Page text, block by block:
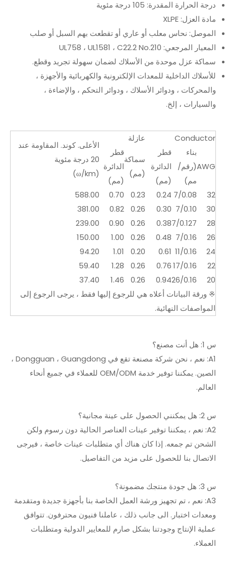
درجة الحرارة المقدرة: 105 درجة مئوية
مادة العزل: XLPE
الموصل: نحاس معلب أو عاري أو تقطعت بهم السبل أو صلب
المعيار المرجعي: UL758 ، UL1581 ، C22.2 No.210
سماكة عزل موحدة من الأسلاك لضمان سهولة تجريد وقطع.
للأسلاك الداخلية للمعدات الإلكترونية والكهربائية والأجهزة ،
والمحركات ، ودوائر الأسلاك ، ودوائر التحكم ، والإضاءة ،
والسيارات ، إلخ.
Conductor عازلة
الأعلى. كوند. المقاومة عند
20 درجة مئوية
(ω/km)
AWG
بناء
(رقم/
مم)
قطر
الدائرة
(مم)
سماكة
(مم)
قطر
الدائرة
(مم)
32
7/0.08
0.24
0.23
0.70
588.00
30
7/0.10
0.30
0.26
0.82
381.00
28
7/0.127
0.38
0.26
0.90
239.00
26
7/0.16
0.48
0.26
1.00
150.00
24
11/0.16
0.61
0.20
1.01
94.20
22
17/0.16
0.76
0.26
1.28
59.40
20
26/0.16
0.94
0.26
1.46
37.40
※ ورقة البيانات أعلاه هي للرجوع إليها فقط ، يرجى الرجوع إلى
المواصفات النهائية.
س 1: هل أنت مصنع؟
A1: نعم ، نحن شركة مصنعة تقع في Dongguan ، Guangdong ،
الصين. يمكننا توفير خدمة OEM/ODM للعملاء في جميع أنحاء
العالم.
س 2: هل يمكنني الحصول على عينة مجانية؟
A2: نعم ، يمكننا توفير عينات العناصر الحالية دون رسوم ولكن
الشحن تم جمعه. إذا كان هناك أي متطلبات عينات خاصة ، فيرجى
الاتصال بنا للحصول على مزيد من التفاصيل.
س 3: هل جودة منتجك مضمونة؟
A3: نعم ، تم تجهيز ورشة العمل الخاصة بنا بأجهزة جديدة ومتقدمة
ومعدات اختبار. الى جانب ذلك ، عاملنا فنيون محترفون. تتوافق
عملية الإنتاج وجودتنا بشكل صارم للمعايير الدولية ومتطلبات
العملاء.